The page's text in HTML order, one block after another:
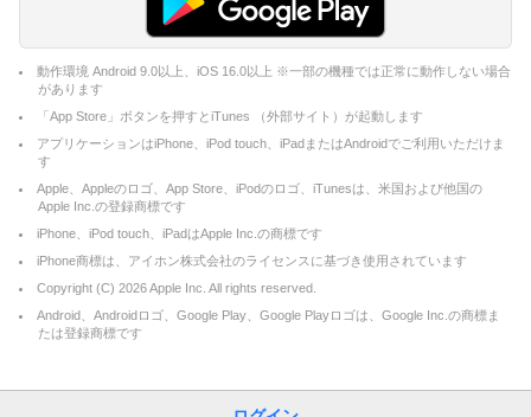
動作環境 Android 9.0以上、iOS 16.0以上 ※一部の機種では正常に動作しない場合
があります
「App Store」ボタンを押すとiTunes （外部サイト）が起動します
アプリケーションはiPhone、iPod touch、iPadまたはAndroidでご利用いただけま
す
Apple、Appleのロゴ、App Store、iPodのロゴ、iTunesは、米国および他国の
Apple Inc.の登録商標です
iPhone、iPod touch、iPadはApple Inc.の商標です
iPhone商標は、アイホン株式会社のライセンスに基づき使用されています
Copyright (C) 2026Apple Inc. All rights reserved.
Android、Androidロゴ、Google Play、Google Playロゴは、Google Inc.の商標ま
たは登録商標です